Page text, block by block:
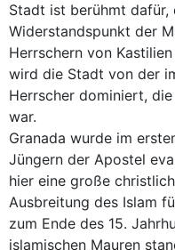
Stadt ist berühmt dafür,
Widerstandspunkt der
Herrschern von
wird die Stadt von der
Herrscher dominiert,
war.
Granada wurde im
Jüngern der Apostel
hier eine große
Ausbreitung des Islam
zum Ende des 15.
islamischen Mauren